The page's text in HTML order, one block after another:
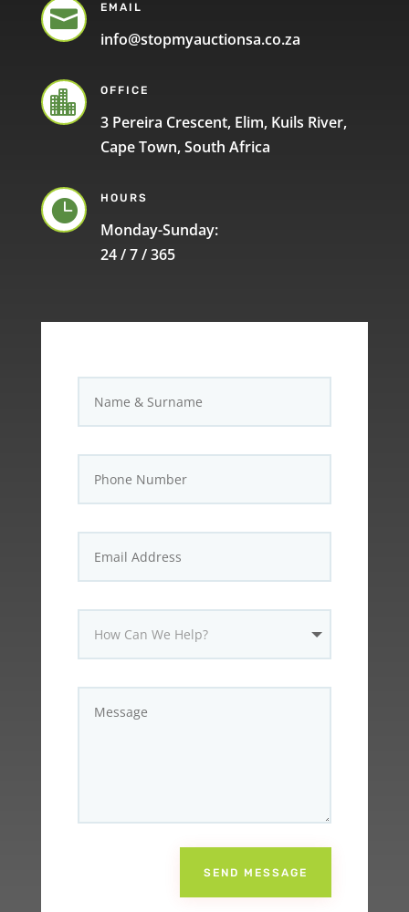
 EMAIL
info@stopmyauctionsa.co.za
 OFFICE
3 Pereira Crescent, Elim, Kuils River,
Cape Town, South Africa
 HOURS
Monday-Sunday:
24 / 7 / 365
SEND MESSAGE